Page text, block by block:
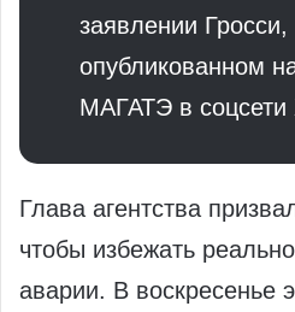
заявлении Гросси,
опубликованном
МАГАТЭ в соцсети
Глава агентства
чтобы избежать
аварии. В воскресенье